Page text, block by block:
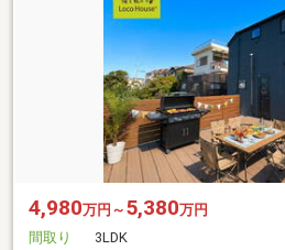
4,980万円～ 5,380万円
間取り
3LDK